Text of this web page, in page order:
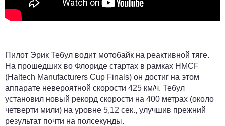
Пилот Эрик Тебул водит мотобайк на реактивной тяге.
На прошедших во Флориде стартах в рамках HMCF
(Haltech Manufacturers Cup Finals) он достиг на этом
аппарате невероятной скорости 425 км/ч. Тебул
установил новый рекорд скорости на 400 метрах (около
четверти мили) на уровне 5,12 сек., улучшив прежний
результат почти на полсекунды.